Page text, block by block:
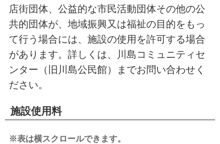
店街団体、公益的な市民活動団体その他の公
共的団体が、地域振興又は福祉の目的をもっ
て行う場合には、施設の使用を許可する場合
があります。詳しくは、川島コミュニティセ
ンター（旧川島公民館）までお問い合わせく
ださい。
施設使用料
※表は横スクロールできます。